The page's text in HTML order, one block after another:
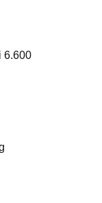
6.600